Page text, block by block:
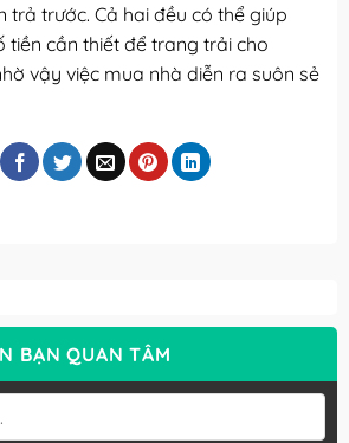
trả trước. Cả hai đều có thể giúp
tiền cần thiết để trang trải cho
vậy việc mua nhà diễn ra suôn sẻ
BẠN QUAN TÂM